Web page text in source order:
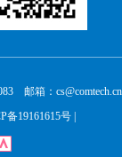
邮箱：cs@comtech.cn
备19161615号